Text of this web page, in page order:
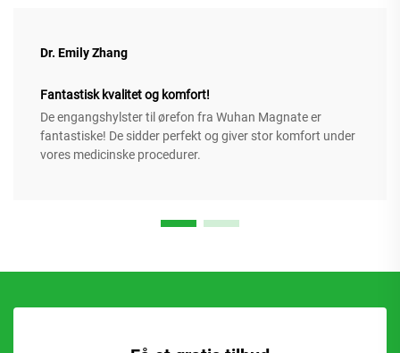
Dr. Emily Zhang
Fantastisk kvalitet og komfort!
De engangshylster til ørefon fra Wuhan Magnate er
fantastiske! De sidder perfekt og giver stor komfort under
vores medicinske procedurer.